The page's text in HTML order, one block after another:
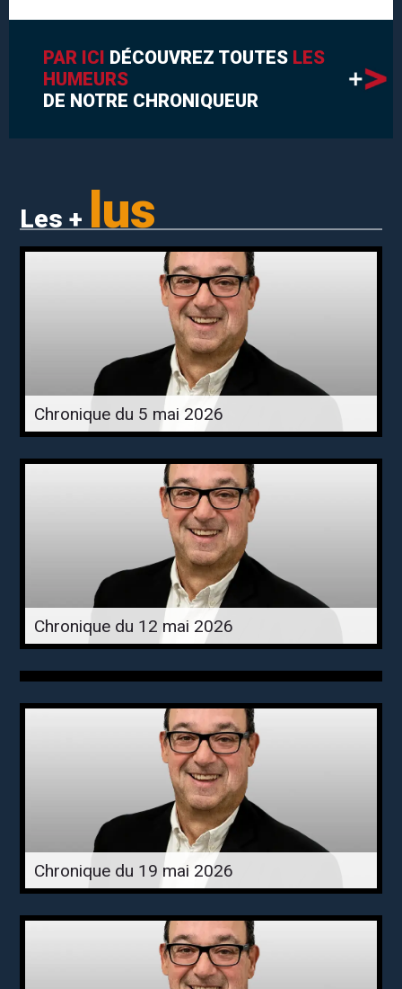
PAR ICI DÉCOUVREZ TOUTES LES
HUMEURS
DE NOTRE CHRONIQUEUR
Les + lus
Chronique du 5 mai 2026
Chronique du 12 mai 2026
Chronique du 19 mai 2026